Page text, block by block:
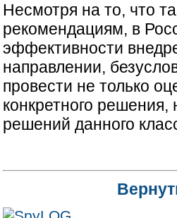
Несмотря на то, что
рекомендациям, в
эффективности
направлении,
провести не только
конкретного решения,
решений данного